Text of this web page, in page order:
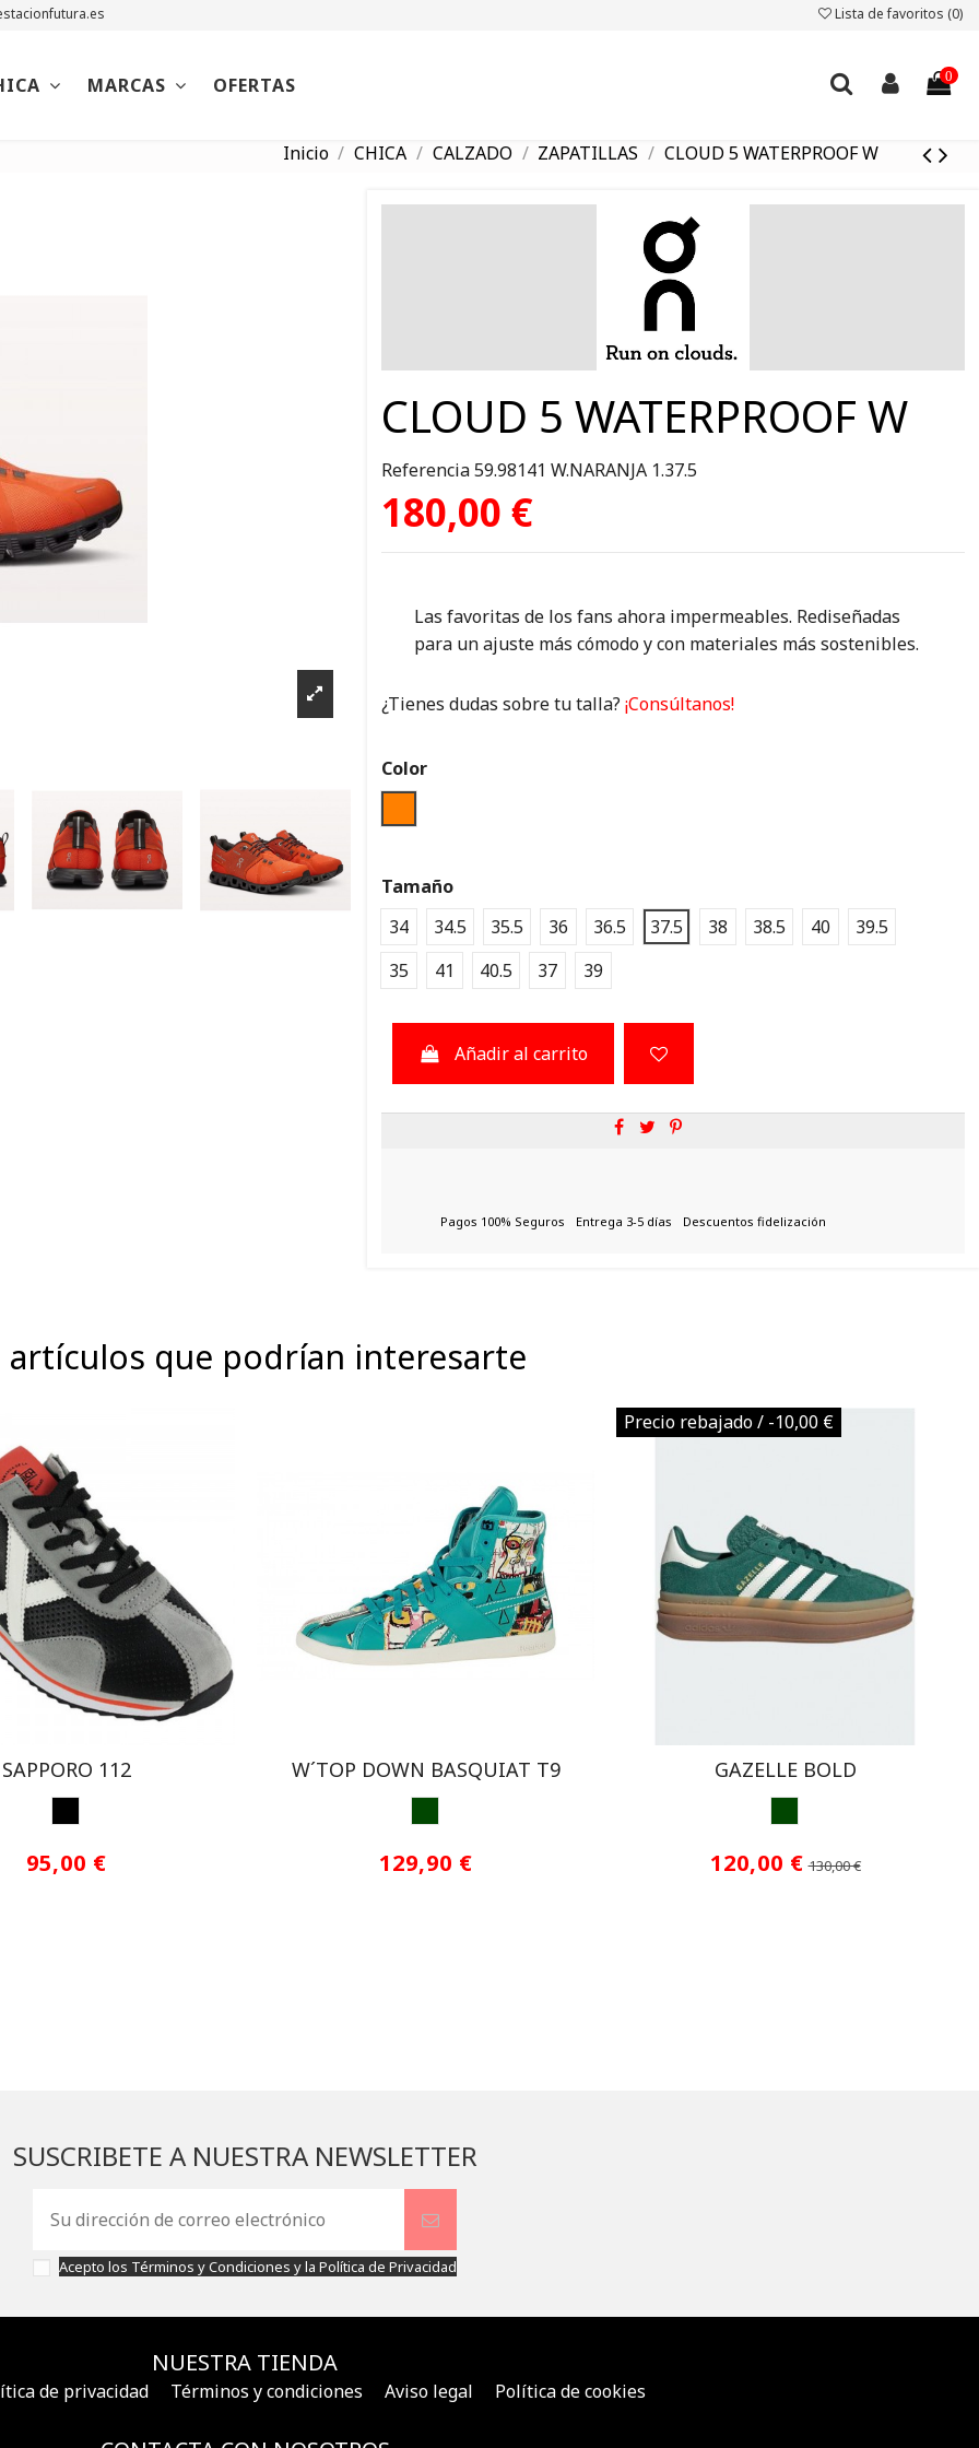
Lista de favoritos (0)
MARCAS OFERTAS 0
Inicio CHICA CALZADO ZAPATILLAS CLOUD 5 WATERPROOF W
CLOUD 5 WATERPROOF W
Referencia 59.98141 W.NARANJA 1.37.5
180,00 €
Las favoritas de los fans ahora impermeables. Rediseñadas
para un ajuste más cómodo y con materiales más sostenibles.
¿Tienes dudas sobre tu talla? ¡Consúltanos!
Color
Tamaño
34
34.5 35.5 36 36.5 37.5 38 38.5 40
39.5
35
41 40.5 37 39
Añadir al carrito
Pagos 100% Seguros Entrega 3-5 días Descuentos fidelización
artículos que podrían interesarte
SAPPORO 112
95,00 €
W´TOP DOWN BASQUIAT T9
129,90 €
Precio rebajado/ -10,00 €
GAZELLE BOLD
120,00 € 130,00 €
SUSCRIBETE A NUESTRA NEWSLETTER
Acepto los Términos y Condiciones y la Política de Privacidad
NUESTRA TIENDA
de privacidad Términos y condiciones Aviso legal Política de cookies